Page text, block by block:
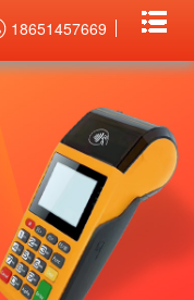
18651457669